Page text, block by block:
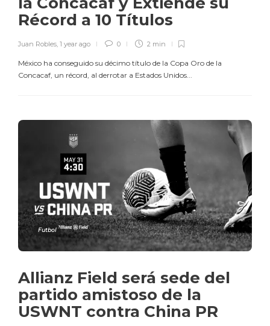
Récord a 10 Títulos
Juan Robles, 1 year ago 0 2 min
México ha conseguido su décimo título de la Copa Oro de la
Concacaf, un récord, al derrotar a Estados Unidos...
Futbol
Allianz Field será sede del
partido amistoso de la
USWNT contra China PR